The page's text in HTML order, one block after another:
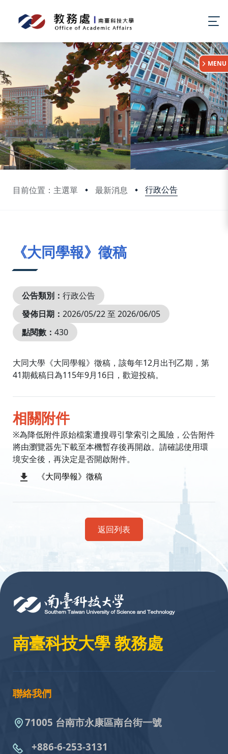
目前位置：主選單 最新消息 行政公告
:::
MENU
《大同學報》徵稿
公告類別： 行政公告
發佈日期： 2026/05/22 至 2026/06/05
點閱數： 430
大同大學《大同學報》徵稿，該每年12月出刊乙期，第
41期截稿日為115年9月16日，歡迎投稿。
相關附件
※為降低附件原始檔案遭搜尋引擎索引之風險，公告附件
將由瀏覽器先下載至本機暫存後再開啟。請確認使用環
境安全後，再決定是否開啟附件。
《大同學報》徵稿
返回列表
南臺科技大學 教務處
聯絡我們
71005 台南市永康區南台街一號
+886-6-253-3131